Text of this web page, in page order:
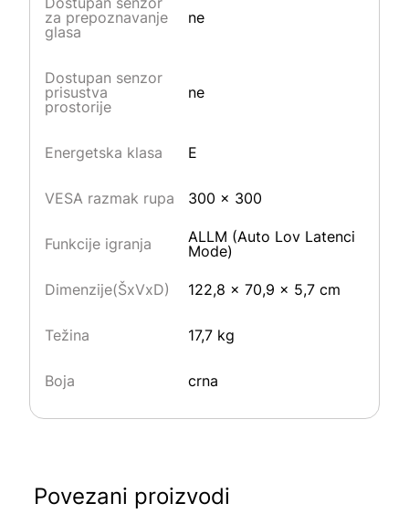
za prepoznavanje
glasa
ne
Dostupan senzor
prisustva
prostorije
ne
Energetska klasa E
VESA razmak rupa 300 x 300
Funkcije igranja
ALLM (Auto Lov Latenci
Mode)
Dimenzije(ŠxVxD) 122,8 x 70,9 x 5,7 cm
Težina 17,7 kg
Boja crna
Povezani proizvodi